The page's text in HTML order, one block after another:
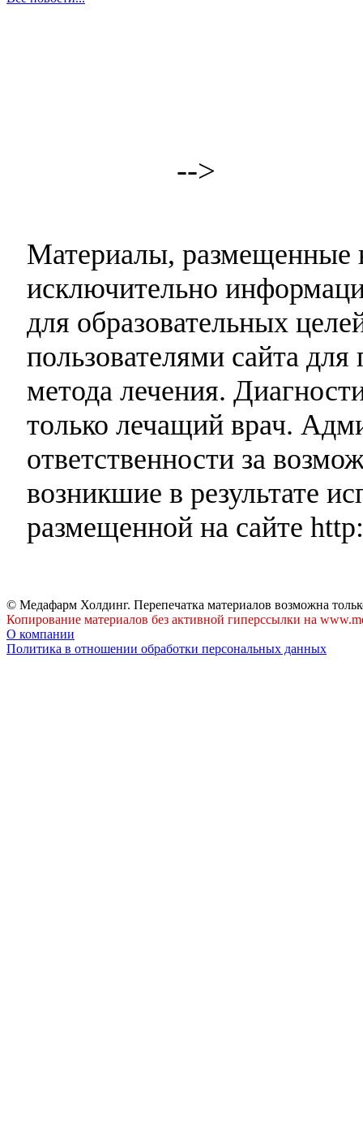
-->
Материалы, размещенные
исключительно
для образовательных
пользователями сайта
метода лечения.
только лечащий врач.
ответственности за
возникшие в результате
размещенной на сайте
© Медафарм Холдинг. Перепечатка материалов возможна
Копирование материалов без активной гиперссылки на
О компании
Политика в отношении обработки персональных данных